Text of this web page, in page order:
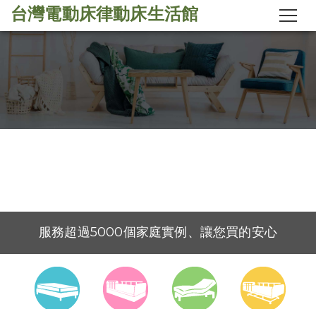
台灣電動床律動床生活館
台灣電動床工廠
服務超過5000個家庭實例、讓您買的安心